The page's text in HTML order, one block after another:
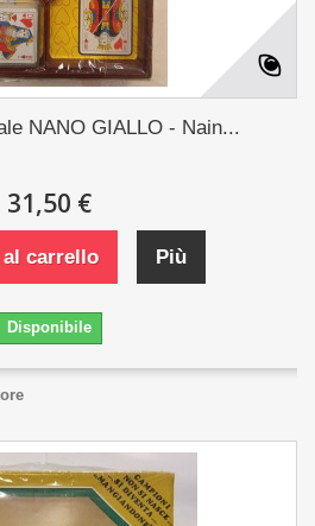
NANO GIALLO - Nain...
31,50 €
carrello Più
Disponibile